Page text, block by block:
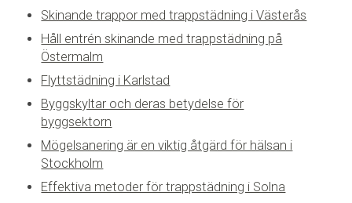
Skinande trappor med trappstädning i Västerås
Håll entrén skinande med trappstädning på
Östermalm
Flyttstädning i Karlstad
Byggskyltar och deras betydelse för
byggsektorn
Mögelsanering är en viktig åtgärd för hälsan i
Stockholm
Effektiva metoder för trappstädning i Solna